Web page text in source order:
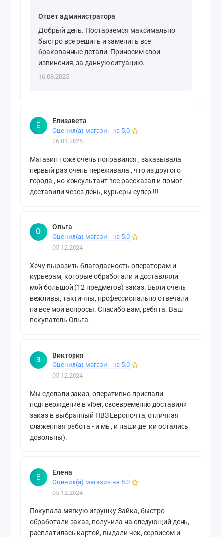
Ответ администратора
Добрый день. Постараемся максимально
быстро все решить и заменить все
бракованные детали. Приносим свои
извинения, за данную ситуацию.
16.08.2025
Е Елизавета
Оценил(а) магазин на 5.0
26.01.2025
Магазин тоже очень понравился , заказывала
первый раз очень переживала , что из другого
города , но консультант все рассказал и помог ,
доставили через день, курьеры супер !!!
О Ольга
Оценил(а) магазин на 5.0
05.12.2024
Хочу выразить благодарность операторам и
курьерам, которые обработали и доставляли
мой большой (12 предметов) заказ. Были очень
вежливы, тактичны, профессионально отвечали
на все мои вопросы. Спасибо вам, ребята. Ваш
покупатель Ольга.
В Виктория
Оценил(а) магазин на 5.0
05.12.2024
Мы сделали заказ, оперативно прислали
подтверждение в viber, своевременно доставили
заказ в выбранный ПВЗ Европочта, отличная
слаженная работа - и мы, и наши детки остались
довольны).
Е Елена
Оценил(а) магазин на 5.0
05.12.2024
Покупала мягкую игрушку Зайка, быстро
обработали заказ, получила на следующий день,
расплатилась картой, выдали чек, сервисом и